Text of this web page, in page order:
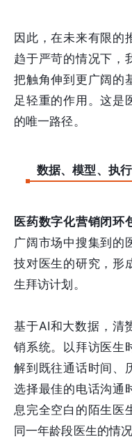
因此，在未来有限的
趋于严苛的情况下，
把触角伸到更广阔的
足轻重的作用。这是
的唯一路径。
数据、模型、执
医药数字化营销闭环
广阔市场中搜集到的
技对医生的研究，形
生拜访计划。
基于AI和大数据，清
销系统。以拜访医生
解到既往通话时间、
选择最佳的电话沟通
息完全空白的陌生医
同一年龄段医生的情